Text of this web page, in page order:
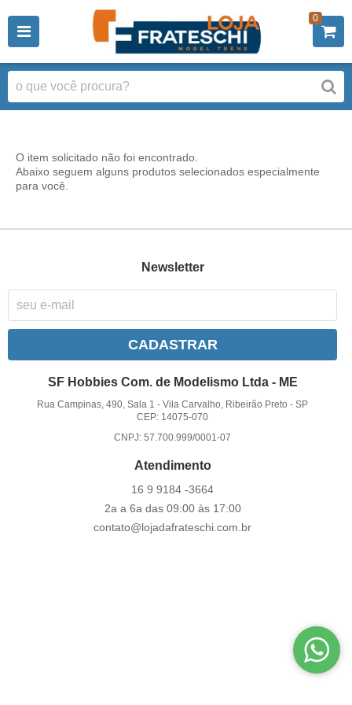
0
O item solicitado não foi encontrado.
Abaixo seguem alguns produtos selecionados especialmente
para você.
Newsletter
CADASTRAR
SF Hobbies Com. de Modelismo Ltda - ME
Rua Campinas, 490, Sala 1 -Vila Carvalho, Ribeirão Preto -SP
CEP: 14075-070
CNPJ: 57.700.999/0001-07
Atendimento
16 9 9184 -3664
2a a 6a das 09:00 às 17:00
contato@lojadafrateschi.com.br